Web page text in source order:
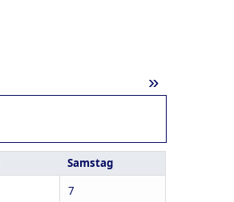
»
Samstag
7